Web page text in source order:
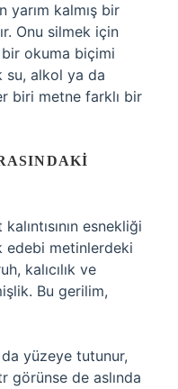
yarım kalmış bir
Onu silmek için
bir okuma biçimi
su, alkol ya da
biri metne farklı bir
esnekliği
edebi metinlerdeki
kalıcılık ve
Bu gerilim,
yüzeye tutunur,
görünse de aslında